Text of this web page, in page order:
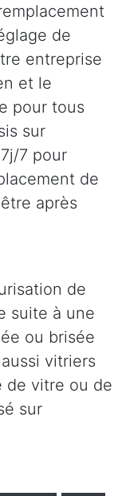
de
entreprise
et le
pour tous
sur
7 pour
de
après
de
suite à une
ou brisée
vitriers
de vitre ou de
sur